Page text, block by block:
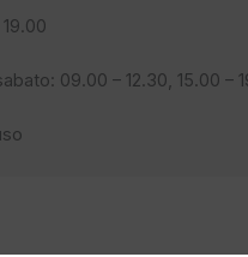
09.00 – 12.30, 15.00 –